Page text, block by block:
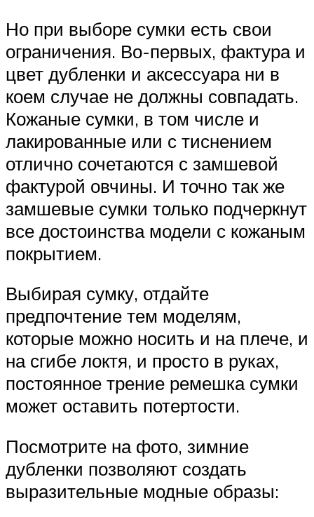
Но при выборе сумки есть свои
ограничения. Во-первых, фактура и
цвет дубленки и аксессуара ни в
коем случае не должны совпадать.
Кожаные сумки, в том числе и
лакированные или с тиснением
отлично сочетаются с замшевой
фактурой овчины. И точно так же
замшевые сумки только подчеркнут
все достоинства модели с кожаным
покрытием.
Выбирая сумку, отдайте
предпочтение тем моделям,
которые можно носить и на плече, и
на сгибе локтя, и просто в руках,
постоянное трение ремешка сумки
может оставить потертости.
Посмотрите на фото, зимние
дубленки позволяют создать
выразительные модные образы: